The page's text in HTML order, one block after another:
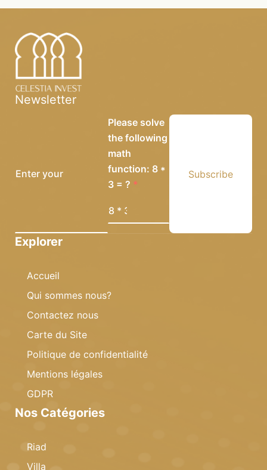
Newsletter
Please solve
the following
math
function: 8 *
3 = ?
Subscribe
Explorer
Accueil
Qui sommes nous?
Contactez nous
Carte du Site
Politique de confidentialité
Mentions légales
GDPR
Nos Catégories
Riad
Villa